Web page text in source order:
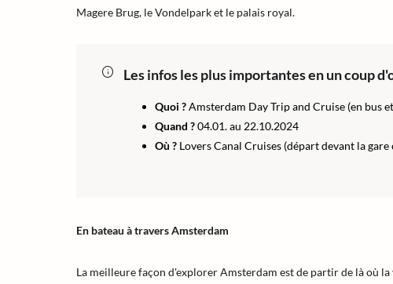
Magere Brug, le Vondelpark et le palais royal.
Les infos les plus importantes en un coup
Quoi ?Amsterdam Day Trip and Cruise (en bus
Quand ?04.01. au 22.10.2024
Où ? Lovers Canal Cruises (départ devant la
En bateau à travers Amsterdam
La meilleure façon d'explorer Amsterdam est de partir de là où la